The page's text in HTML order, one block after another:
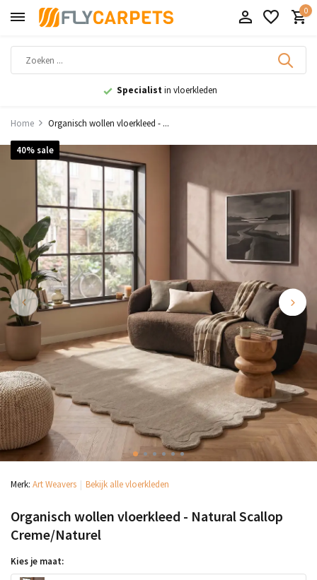
0
9,1uit 11.000+ beoordelingen
Home Organisch wollen vloerkleed - ...
40% sale
Merk: Art Weavers Bekijk alle vloerkleden
Organisch wollen vloerkleed - Natural Scallop
Creme/Naturel
Kies je maat: